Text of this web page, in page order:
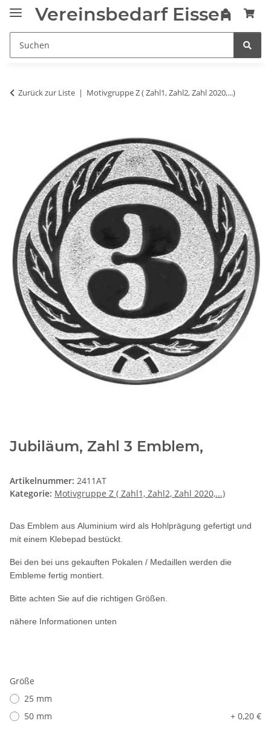
Vereinsbedarf Eissen
Zurück zur Liste Motivgruppe Z ( Zahl1, Zahl2, Zahl 2020,...)
Jubiläum, Zahl 3 Emblem,
Artikelnummer: 2411AT
Kategorie: Motivgruppe Z ( Zahl1, Zahl2, Zahl 2020,...)
Das Emblem aus Aluminium wird als Hohlprägung gefertigt und
mit einem Klebepad bestückt.
Bei den bei uns gekauften Pokalen / Medaillen werden die
Embleme fertig montiert.
Bitte achten Sie auf die richtigen Größen.
nähere Informationen unten
Größe
25 mm
50 mm
+ 0,20 €